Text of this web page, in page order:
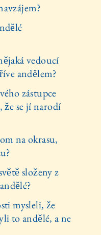
vedoucí
andělem?
zástupce
se jí narodí
na okrasu,
složeny z
mysleli, že
to andělé, a ne